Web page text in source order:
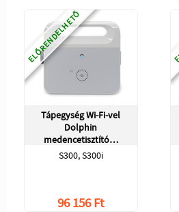
ELŐRENDELHETŐ
Tápegység Wi-Fi-vel
Dolphin
medencetisztító…
S300, S300i
96 156 Ft